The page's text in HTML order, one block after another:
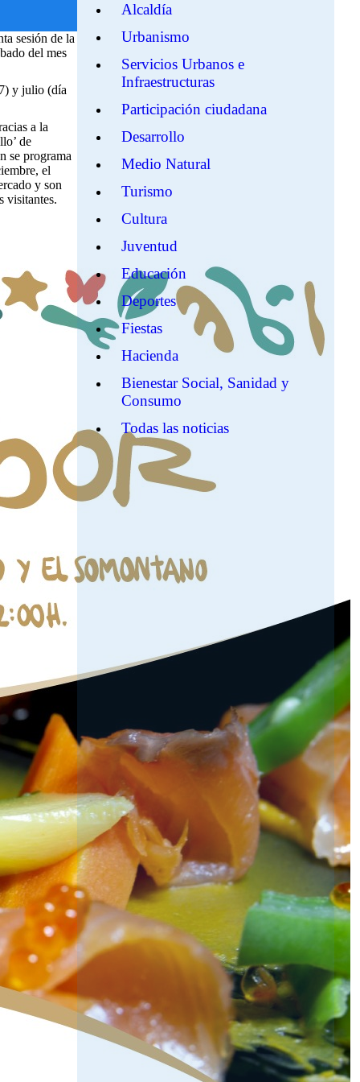
sesión de la
del mes
y julio (día
a la
de
se programa
el
y son
visitantes.
Alcaldía
Urbanismo
Servicios Urbanos e
Infraestructuras
Participación ciudadana
Desarrollo
Medio Natural
Turismo
Cultura
Juventud
Educación
Deportes
Fiestas
Hacienda
Bienestar Social, Sanidad y
Consumo
Todas las noticias